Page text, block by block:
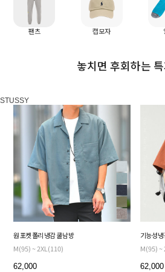
팬츠 캡모자
놓치면 후회하는
STUSSY
원 포켓 폴리 냉감 쿨 남방
M(95) ~ 2XL(110)
62,000
기능성
M(95) ~
62,000